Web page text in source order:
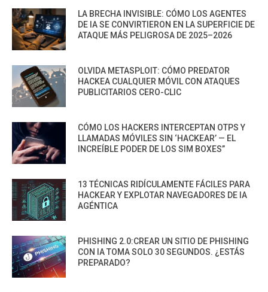
LA BRECHA INVISIBLE: CÓMO LOS AGENTES
DE IA SE CONVIRTIERON EN LA SUPERFICIE DE
ATAQUE MÁS PELIGROSA DE 2025–2026
OLVIDA METASPLOIT: CÓMO PREDATOR
HACKEA CUALQUIER MÓVIL CON ATAQUES
PUBLICITARIOS CERO-CLIC
CÓMO LOS HACKERS INTERCEPTAN OTPS Y
LLAMADAS MÓVILES SIN ‘HACKEAR’ — EL
INCREÍBLE PODER DE LOS SIM BOXES”
13 TÉCNICAS RIDÍCULAMENTE FÁCILES PARA
HACKEAR Y EXPLOTAR NAVEGADORES DE IA
AGÉNTICA
PHISHING 2.0:CREAR UN SITIO DE PHISHING
CON IA TOMA SOLO 30 SEGUNDOS. ¿ESTÁS
PREPARADO?